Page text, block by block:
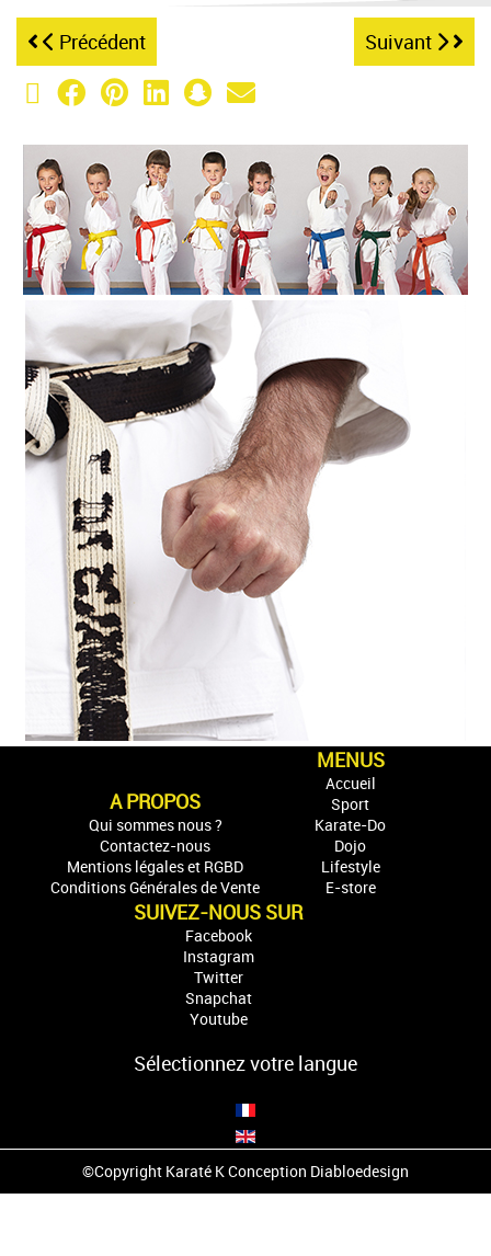
Précédent Suivant
X (Twitter)
Facebook
Pinterest
LinkedIn
Snapchat
Email
A PROPOS
Qui sommes nous ?
Contactez-nous
Mentions légales et RGBD
Conditions Générales de Vente
MENUS
Accueil
Sport
Karate-Do
Dojo
Lifestyle
E-store
SUIVEZ-NOUS SUR
Facebook
Instagram
Twitter
Snapchat
Youtube
Sélectionnez votre langue
©Copyright Karaté K Conception Diabloedesign